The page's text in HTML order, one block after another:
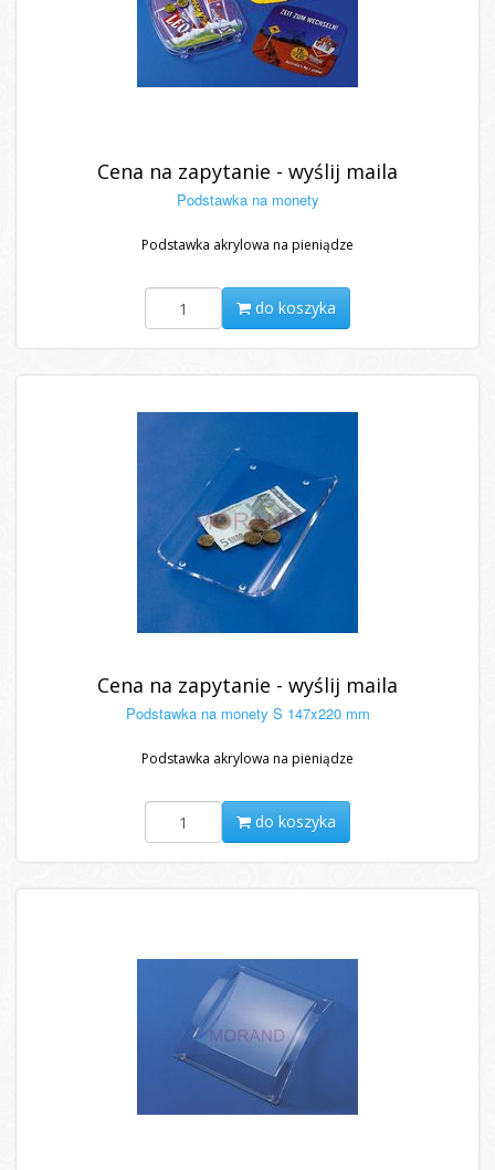
Cena na zapytanie - wyślij maila
Podstawka na monety
Podstawka akrylowa na pieniądze
do koszyka
Cena na zapytanie - wyślij maila
Podstawka na monety S 147x220 mm
Podstawka akrylowa na pieniądze
do koszyka